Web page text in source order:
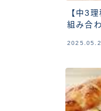
【中3
組み合